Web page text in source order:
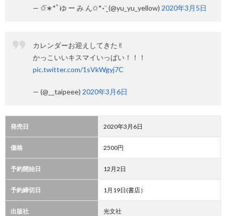
— ✩⃛∗*ﾟゆ ー み ん✩*॰¨̮ (@yu_yu_yellow) 2020年3月5日
カレンダーお迎えしてきた✌︎︎
かっこいいキスマイいっぱい！！！
pic.twitter.com/1sVkWgyj7C
— (@__taipeee) 2020年3月6日
発売日 2020年3月6日
価格 2500円
予約開始日 12月2日
予約締切日 1月19日(書店）
出版社 光文社